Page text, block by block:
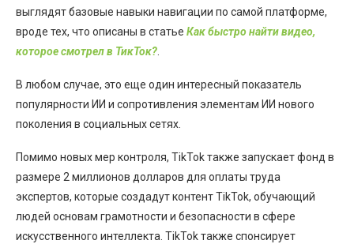
выглядят базовые навыки навигации по самой платформе,
вроде тех, что описаны в статье Как быстро найти видео,
которое смотрел в ТикТок?.
В любом случае, это еще один интересный показатель
популярности ИИ и сопротивления элементам ИИ нового
поколения в социальных сетях.
Помимо новых мер контроля, TikTok также запускает фонд в
размере 2 миллионов долларов для оплаты труда
экспертов, которые создадут контент TikTok, обучающий
людей основам грамотности и безопасности в сфере
искусственного интеллекта. TikTok также спонсирует